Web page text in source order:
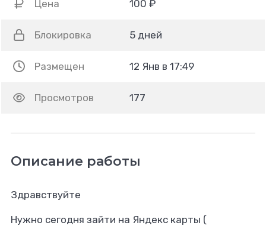
Цена 100 ₽
Блокировка 5 дней
Размещен 12 Янв в 17:49
Просмотров 177
Описание работы
Здравствуйте
Нужно сегодня зайти на Яндекс карты (